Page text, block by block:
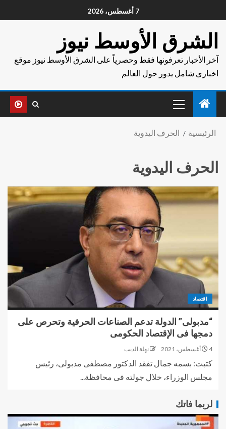
7 أغسطس، 2026
الشرق الأوسط نيوز
آخر الأخبار تعرفونها فقط وحصرياً على الشرق الأوسط نيوز موقع
اخباري شامل يدور حول العالم
الرئيسية الحرف اليدوية
الحرف اليدوية
اقتصاد
“مدبولى” الدولة تدعم الصناعات الحرفية وتحرص على
دمجها فى الإقتصاد الحكومى
4 أغسطس، 2021 نهلة الديب
كتبت: بسمه جمال تفقد الدكتور مصطفى مدبولى، رئيس
مجلس الوزراء، خلال جولته فى محافظة...
لربما فاتك